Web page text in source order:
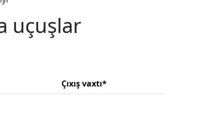
uçuşlar
Çıxış vaxtı*